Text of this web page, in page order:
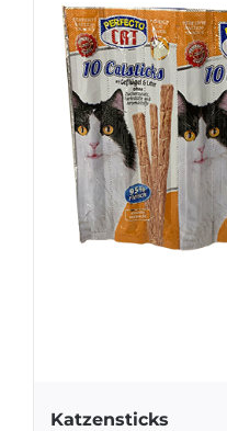
Katzensticks